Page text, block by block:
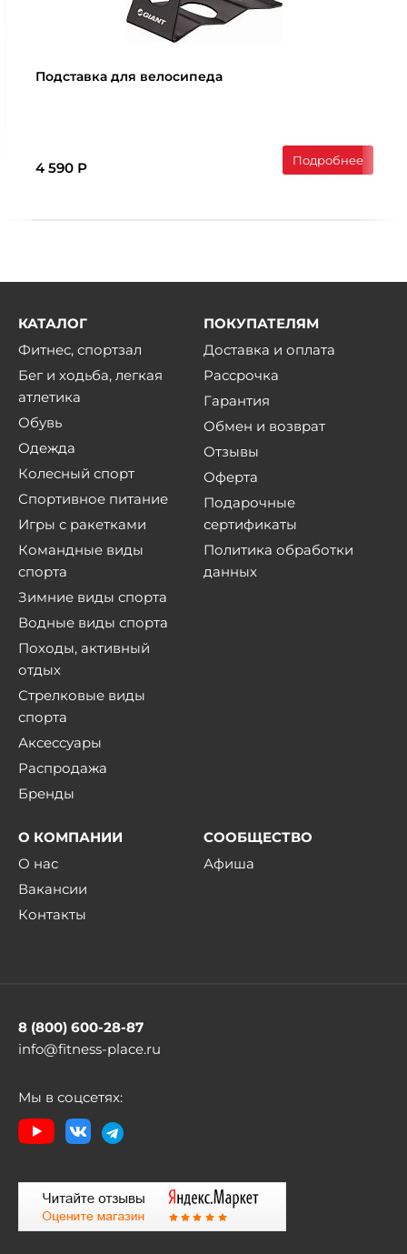
Подставка для велосипеда
4 590 Р Подробнее
КАТАЛОГ
Фитнес, спортзал
Бег и ходьба, легкая
атлетика
Обувь
Одежда
Колесный спорт
Спортивное питание
Игры с ракетками
Командные виды
спорта
Зимние виды спорта
Водные виды спорта
Походы, активный
отдых
Стрелковые виды
спорта
Аксессуары
Распродажа
Бренды
ПОКУПАТЕЛЯМ
Доставка и оплата
Рассрочка
Гарантия
Обмен и возврат
Отзывы
Оферта
Подарочные
сертификаты
Политика обработки
данных
О КОМПАНИИ
О нас
Вакансии
Контакты
СООБЩЕСТВО
Афиша
8 (800) 600-28-87
info@fitness-place.ru
Мы в соцсетях: